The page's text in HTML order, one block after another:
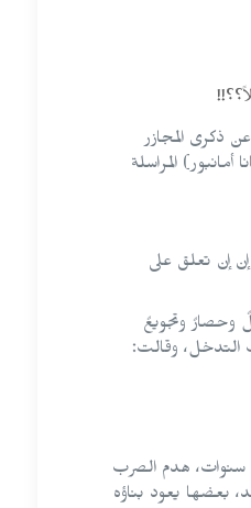
ذكرى المجازر
أمانبور) المراسلة
إن إن تعلق على
وحصارٌ وتجويعٌ
التدخل، وقالت:
استمر الهولوكوست نحو 4 سنوات، هدم الصرب
من 800 مسجد، بعضها يعود بناؤه